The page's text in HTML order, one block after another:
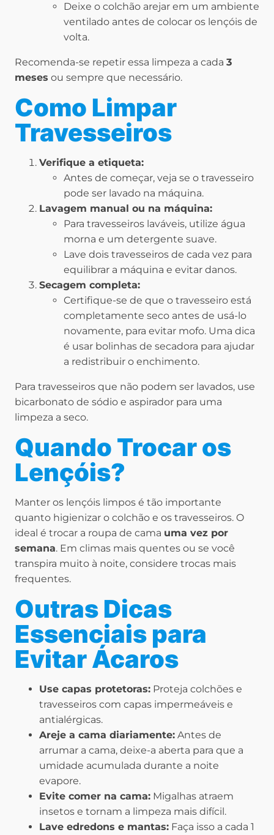
Deixe o colchão arejar em um ambiente
ventilado antes de colocar os lençóis de
volta.
Recomenda-se repetir essa limpeza a cada 3
meses ou sempre que necessário.
Como Limpar
Travesseiros
Verifique a etiqueta:
Antes de começar, veja se o travesseiro
pode ser lavado na máquina.
Lavagem manual ou na máquina:
Para travesseiros laváveis, utilize água
morna e um detergente suave.
Lave dois travesseiros de cada vez para
equilibrar a máquina e evitar danos.
Secagem completa:
Certifique-se de que o travesseiro está
completamente seco antes de usá-lo
novamente, para evitar mofo. Uma dica
é usar bolinhas de secadora para ajudar
a redistribuir o enchimento.
Para travesseiros que não podem ser lavados, use
bicarbonato de sódio e aspirador para uma
limpeza a seco.
Quando Trocar os
Lençóis?
Manter os lençóis limpos é tão importante
quanto higienizar o colchão e os travesseiros. O
ideal é trocar a roupa de cama uma vez por
semana. Em climas mais quentes ou se você
transpira muito à noite, considere trocas mais
frequentes.
Outras Dicas
Essenciais para
Evitar Ácaros
Use capas protetoras: Proteja colchões e
travesseiros com capas impermeáveis e
antialérgicas.
Areje a cama diariamente: Antes de
arrumar a cama, deixe-a aberta para que a
umidade acumulada durante a noite
evapore.
Evite comer na cama: Migalhas atraem
insetos e tornam a limpeza mais difícil.
Lave edredons e mantas: Faça isso a cada 1